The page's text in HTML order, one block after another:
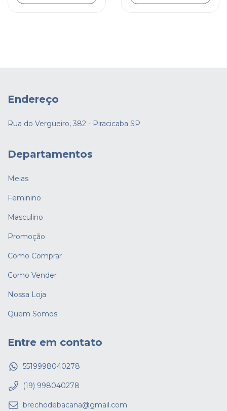
Endereço
Rua do Vergueiro, 382 - Piracicaba SP
Departamentos
Meias
Feminino
Masculino
Promoção
Como Comprar
Como Vender
Nossa Loja
Quem Somos
Entre em contato
5519998040278
(19) 998040278
brechodebacana@gmail.com